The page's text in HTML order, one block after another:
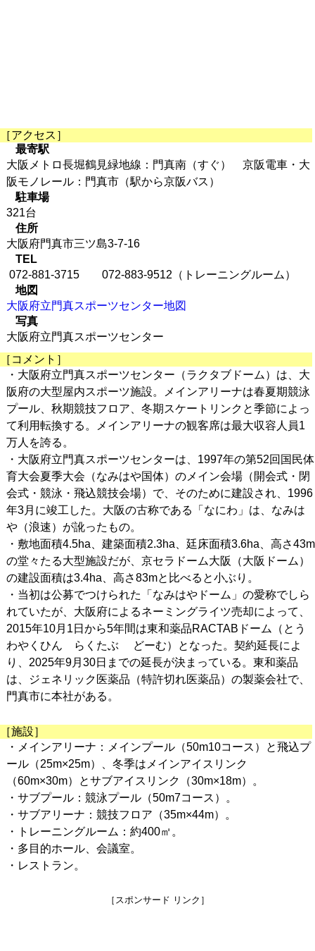
［アクセス］
最寄駅
大阪メトロ長堀鶴見緑地線：門真南（すぐ） 京阪電車・大
阪モノレール：門真市（駅から京阪バス）
駐車場
321台
住所
大阪府門真市三ツ島3-7-16
TEL
072-881-3715 072-883-9512（トレーニングルーム）
地図
大阪府立門真スポーツセンター地図
写真
大阪府立門真スポーツセンター
［コメント］
・大阪府立門真スポーツセンター（ラクタブドーム）は、大
阪府の大型屋内スポーツ施設。メインアリーナは春夏期競泳
プール、秋期競技フロア、冬期スケートリンクと季節によっ
て利用転換する。メインアリーナの観客席は最大収容人員1
万人を誇る。
・大阪府立門真スポーツセンターは、1997年の第52回国民体
育大会夏季大会（なみはや国体）のメイン会場（開会式・閉
会式・競泳・飛込競技会場）で、そのために建設され、1996
年3月に竣工した。大阪の古称である「なにわ」は、なみは
や（浪速）が訛ったもの。
・敷地面積4.5ha、建築面積2.3ha、廷床面積3.6ha、高さ43m
の堂々たる大型施設だが、京セラドーム大阪（大阪ドーム）
の建設面積は3.4ha、高さ83mと比べると小ぶり。
・当初は公募でつけられた「なみはやドーム」の愛称でしら
れていたが、大阪府によるネーミングライツ売却によって、
2015年10月1日から5年間は東和薬品RACTABドーム（とう
わやくひん らくたぶ どーむ）となった。契約延長によ
り、2025年9月30日までの延長が決まっている。東和薬品
は、ジェネリック医薬品（特許切れ医薬品）の製薬会社で、
門真市に本社がある。
［施設］
・メインアリーナ：メインプール（50m10コース）と飛込プ
ール（25m×25m）、冬季はメインアイスリンク
（60m×30m）とサブアイスリンク（30m×18m）。
・サブプール：競泳プール（50m7コース）。
・サブアリーナ：競技フロア（35m×44m）。
・トレーニングルーム：約400㎡。
・多目的ホール、会議室。
・レストラン。
［スポンサード リンク］